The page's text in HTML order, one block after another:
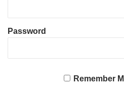
Password
Remember